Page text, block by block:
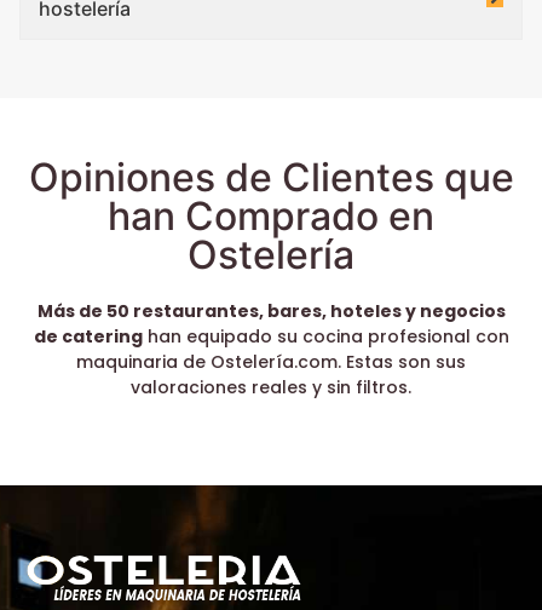
hostelería
Opiniones de Clientes que
han Comprado en
Ostelería
Más de 50 restaurantes, bares, hoteles y negocios
de cateringhan equipado su cocina profesional con
maquinaria de Ostelería.com. Estas son sus
valoraciones reales y sin filtros.